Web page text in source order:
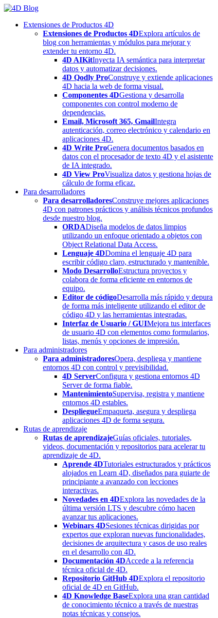
Skip
contentExtensiones de Productos 4D
Extensiones de Productos 4DExplora artículos de
blog con herramientas y módulos para mejorar y
extender tu entorno 4D.
4D AIKitInyecta IA semántica para interpretar
datos y automatizar decisiones.
4D Qodly ProConstruye y extiende aplicaciones
4D hacia la web de forma visual.
Componentes 4DGestiona y desarrolla
componentes con control moderno de
dependencias.
Email, Microsoft 365, GmailIntegra
autenticación, correo electrónico y calendario en
aplicaciones 4D.
4D Write ProGenera documentos basados en
datos con el procesador de texto 4D y el asistente
de IA integrado.
4D View ProVisualiza datos y gestiona hojas de
cálculo de forma eficaz.
Para desarrolladores
Para desarrolladoresConstruye mejores aplicaciones
4D con patrones prácticos y análisis técnicos profundos
desde nuestro blog.
ORDADiseña modelos de datos limpios
utilizando un enfoque orientado a objetos con
Object Relational Data Access.
Lenguaje 4DDomina el lenguaje 4D para
escribir código claro, estructurado y mantenible.
Modo DesarrolloEstructura proyectos y
colabora de forma eficiente en entornos de
equipo.
Editor de códigoDesarrolla más rápido y depura
de forma más inteligente utilizando el editor de
código 4D y las herramientas integradas.
Interfaz de Usuario / GUIMejora tus interfaces
de usuario 4D con elementos como formularios,
listas, menús y opciones de impresión.
Para administradores
Para administradoresOpera, despliega y mantiene
entornos 4D con control y previsibilidad.
4D ServerConfigura y gestiona entornos 4D
Server de forma fiable.
MantenimientoSupervisa, registra y mantiene
entornos 4D estables.
DespliegueEmpaqueta, asegura y despliega
aplicaciones 4D de forma segura.
Rutas de aprendizaje
Rutas de aprendizajeGuías oficiales, tutoriales,
videos, documentación y repositorios para acelerar tu
aprendizaje de 4D.
Aprende 4DTutoriales estructurados y prácticos
alojados en Learn 4D, diseñados para guiarte de
principiante a avanzado con lecciones
interactivas.
Novedades en 4DExplora las novedades de la
última versión LTS y descubre cómo hacen
avanzar tus aplicaciones.
Webinars 4DSesiones técnicas dirigidas por
expertos que exploran nuevas funcionalidades,
decisiones de arquitectura y casos de uso reales
en el desarrollo con 4D.
Documentación 4DAccede a la referencia
técnica oficial de 4D.
Repositorio GitHub 4DExplora el repositorio
oficial de 4D en GitHub.
4D Knowledge BaseExplora una gran cantidad
de conocimiento técnico a través de nuestras
notas técnicas y consejos.